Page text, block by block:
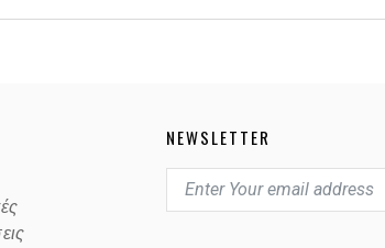
POLARIZED PRIZM SAPPHIRE
NEWSLETTER